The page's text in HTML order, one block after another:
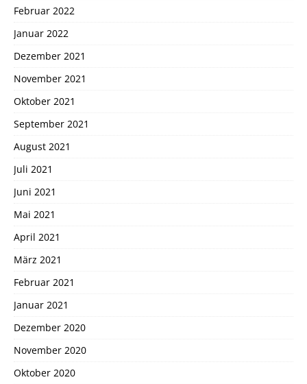
Februar 2022
Januar 2022
Dezember 2021
November 2021
Oktober 2021
September 2021
August 2021
Juli 2021
Juni 2021
Mai 2021
April 2021
März 2021
Februar 2021
Januar 2021
Dezember 2020
November 2020
Oktober 2020